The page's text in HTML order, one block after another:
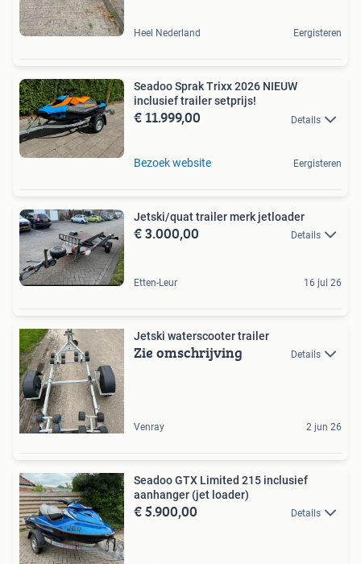
Heel Nederland Eergisteren
Seadoo Sprak Trixx 2026 NIEUW
inclusief trailer setprijs!
€ 11.999,00 Details
Bezoek website Eergisteren
Jetski/quat trailer merk jetloader
€ 3.000,00 Details
Etten-Leur 16 jul 26
Jetski waterscooter trailer
Zie omschrijving Details
Venray 2 jun 26
Seadoo GTX Limited 215 inclusief
aanhanger (jet loader)
€ 5.900,00 Details